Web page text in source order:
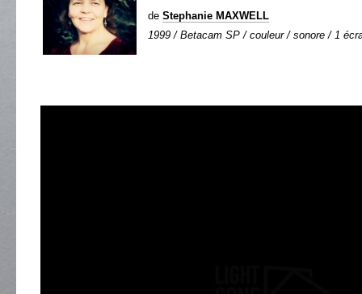
de Stephanie MAXWELL
1999 / Betacam SP / couleur / sonore / 1